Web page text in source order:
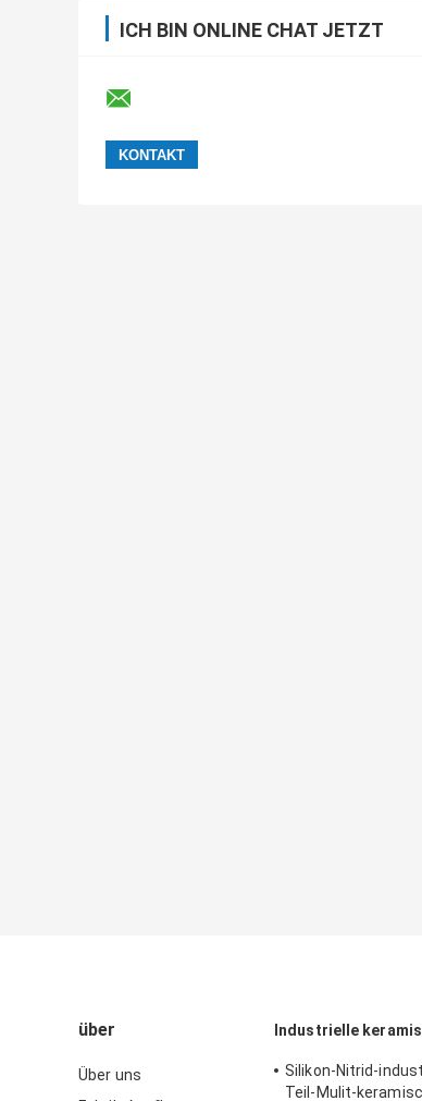
ICH BIN ONLINE CHAT JETZT
über
Über uns
Industrielle
Silikon-Nitrid-
Teil-Mulit-